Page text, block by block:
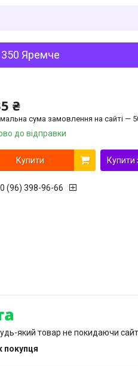
350 Яремче
₴
сума замовлення на сайті —
до відправки
Купити Купити
(96) 398-96-66
який товар не покидаючи
покупця